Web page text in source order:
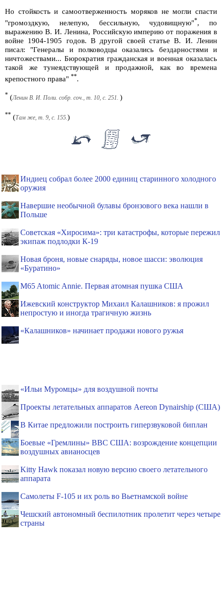
Но стойкость и самоотверженность моряков не могли спасти
"громоздкую, нелепую, бессильную, чудовищную"*, по
выражению В. И. Ленина, Российскую империю от поражения в
войне 1904-1905 годов. В другой своей статье В. И. Ленин
писал: "Генералы и полководцы оказались бездарностями и
ничтожествами... Бюрократия гражданская и военная оказалась
такой же тунеядствующей и продажной, как во времена
крепостного права" **.
* (Ленин В. И. Поли. собр. соч., т. 10, с. 251. )
** (Там же, т. 9, с. 155. )
Индиец собрал более 2000 единиц старинного холодного
оружия
Навершие необычной булавы бронзового века нашли в
Польше
Советская «Хиросима»: три катастрофы, которые пережил
экипаж подлодки К-19
Новая броня, новые снаряды, новое шасси: эволюция
«Буратино»
M65 Atomic Annie. Первая атомная пушка США
Ижевский конструктор Михаил Калашников: я прожил
непростую и иногда трагичную жизнь
«Калашников» начинает продажи нового ружья
«Ильи Муромцы» для воздушной почты
Проекты летательных аппаратов Aereon Dynairship (США)
В Китае предложили построить гиперзвуковой биплан
Боевые «Гремлины» ВВС США: возрождение концепции
воздушных авианосцев
Kitty Hawk показал новую версию своего летательного
аппарата
Самолеты F-105 и их роль во Вьетнамской войне
Чешский автономный беспилотник пролетит через четыре
страны